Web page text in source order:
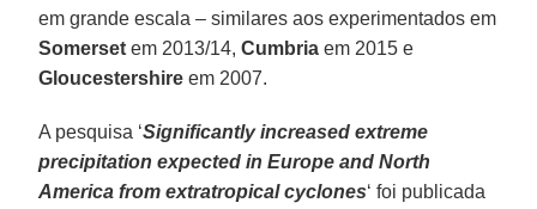
em grande escala – similares aos experimentados em
Somerset em 2013/14,Cumbria em 2015 e
Gloucestershire em 2007.
A pesquisa ‘Significantly increased extreme
precipitation expected in Europe and North
America from extratropical cyclones‘ foi publicada